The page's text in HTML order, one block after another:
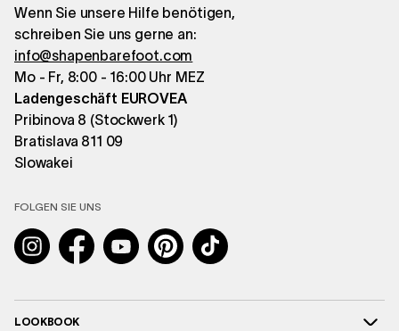
Wenn Sie unsere Hilfe benötigen,
schreiben Sie uns gerne an:
info@shapenbarefoot.com
Mo - Fr, 8:00 - 16:00 Uhr MEZ
Ladengeschäft EUROVEA
Pribinova 8 (Stockwerk 1)
Bratislava 811 09
Slowakei
FOLGEN SIE UNS
InstagramFacebookYouTubePinterestTikTok
LOOKBOOK